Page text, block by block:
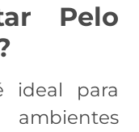
Pelo
ideal para